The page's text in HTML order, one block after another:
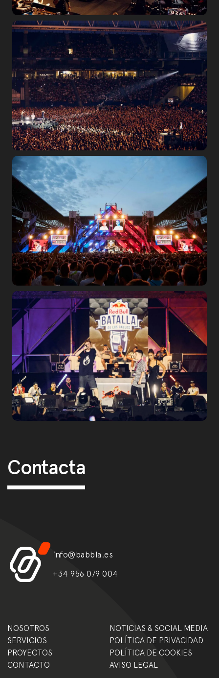
Contacta
info@babbla.es
+34 956 079 004
NOSOTROS
NOTICIAS & SOCIAL MEDIA
SERVICIOS
POLÍTICA DE PRIVACIDAD
PROYECTOS
POLÍTICA DE COOKIES
CONTACTO
AVISO LEGAL